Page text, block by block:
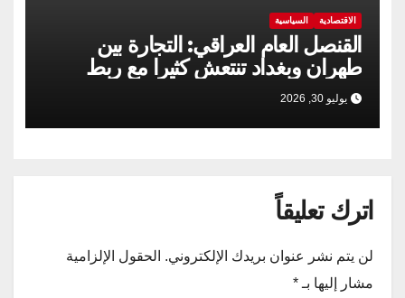
الاقتصادية السياسية
القنصل العام العراقي: التجارة بين
طهران وبغداد تنتعش كثيرا مع ربط
السكك الحديدية
يوليو 30, 2026
اترك تعليقاً
لن يتم نشر عنوان بريدك الإلكتروني. الحقول الإلزامية
مشار إليها بـ *